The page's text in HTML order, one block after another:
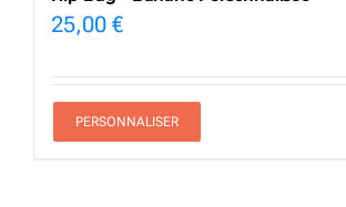
25,00€
PERSONNALISER